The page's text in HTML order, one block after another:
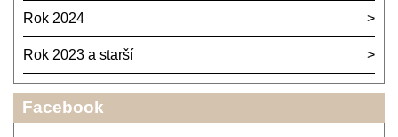
Rok 2024
Rok 2023 a starší
Facebook